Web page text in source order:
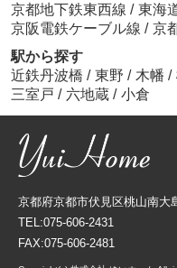
京都地下鉄東西線 / 東海
京阪電鉄ケーブル線 / 京
駅から探す
近鉄丹波橋 / 東野 / 木幡 /
三室戸 / 六地蔵 / 小倉
京都府京都市伏見区桃山南大
TEL:075-606-2431
FAX:075-606-2481